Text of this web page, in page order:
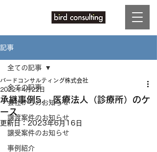
記事
全ての記事
会社からのお知らせ
譲渡案件のお知らせ
譲受案件のお知らせ
事例紹介
全ての記事
承継事例5. 医療法人（診療所）のケ
ース
バードコンサルティング株式会社
2022年4月22日
更新日： 2023年6月16日